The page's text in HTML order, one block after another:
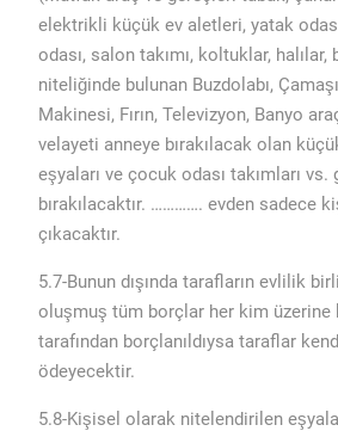
elektrikli küçük ev aletleri, yatak
odası, salon takımı, koltuklar, halılar,
niteliğinde bulunan Buzdolabı,
Makinesi, Fırın, Televizyon, Banyo
velayeti anneye bırakılacak olan
eşyaları ve çocuk odası takımları
bırakılacaktır. …………. evden sadece
çıkacaktır.
5.7-Bunun dışında tarafların evlilik
oluşmuş tüm borçlar her kim üzerine
tarafından borçlanıldıysa taraflar
ödeyecektir.
5.8-Kişisel olarak nitelendirilen